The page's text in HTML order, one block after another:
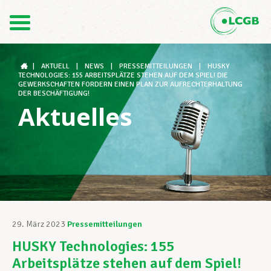
FR
Der LCGB
Gewerkschaftsstrukturen
Unterstützung im Arbeitsalltag
Ihre Rechte
AKTUELL NEWS PRESSEMITTEILUNGEN
HUSKY
TECHNOLOGIES: 155 ARBEITSPLÄTZE STEHEN AUF DEM SPIEL! DIE
GEWERKSCHAFTEN FORDERN EINEN PLAN ZUR AUFRECHTERHALTUNG
DER BESCHÄFTIGUNG!
Aktuelles
29. März 2023 Pressemitteilungen
HUSKY Technologies: 155
Arbeitsplätze stehen auf dem Spiel!